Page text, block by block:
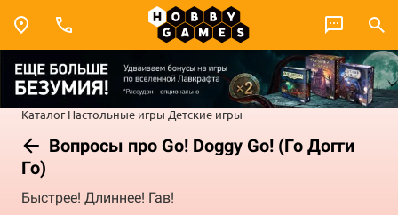
Каталог Настольные игры Детские игры
Вопросы про Go! Doggy Go! (Го Догги
Го)
Быстрее! Длиннее! Гав!